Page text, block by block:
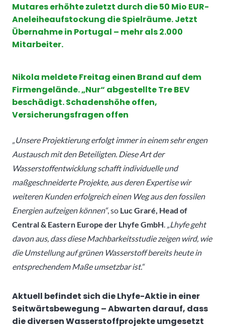
Mutares erhöhte zuletzt durch die 50 Mio EUR-
Aneleiheaufstockung die Spielräume. Jetzt
Übernahme in Portugal – mehr als 2.000
Mitarbeiter.
Nikola meldete Freitag einen Brand auf dem
Firmengelände. „Nur“ abgestellte Tre BEV
beschädigt. Schadenshöhe offen,
Versicherungsfragen offen
„Unsere Projektierung erfolgt immer in einem sehr engen
Austausch mit den Beteiligten. Diese Art der
Wasserstoffentwicklung schafft individuelle und
maßgeschneiderte Projekte, aus deren Expertise wir
weiteren Kunden erfolgreich einen Weg aus den fossilen
Energien aufzeigen können“, so Luc Graré, Head of
Central & Eastern Europe der Lhyfe GmbH. „Lhyfe geht
davon aus, dass diese Machbarkeitsstudie zeigen wird, wie
die Umstellung auf grünen Wasserstoff bereits heute in
entsprechendem Maße umsetzbar ist.“
Aktuell befindet sich die Lhyfe-Aktie in einer
Seitwärtsbewegung – Abwarten darauf, dass
die diversen Wasserstoffprojekte umgesetzt